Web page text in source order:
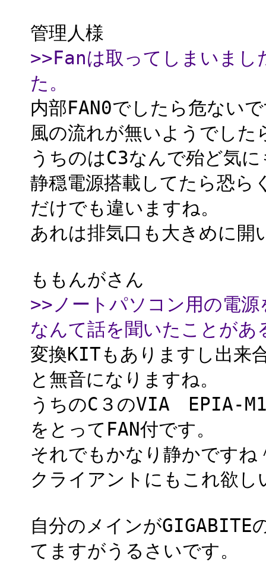
管理人様
>>Fanは取ってしまいまし
た。
内部FAN0でしたら危ない
風の流れが無いようでし
うちのはC3なんで殆ど気
静穏電源搭載してたら恐ら
だけでも違いますね。
あれは排気口も大きめに開
ももんがさん
>>ノートパソコン用の電
なんて話を聞いたことがあ
変換KITもありますし出来
と無音になりますね。
うちのC３のVIA EPIA-
をとってFAN付です。
それでもかなり静かですね
クライアントにもこれ欲し
自分のメインが
てますがうるさいです。